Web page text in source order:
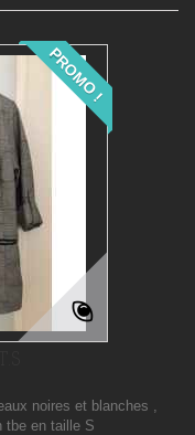
PROMO !
noires et blanches ,
tbe en taille S